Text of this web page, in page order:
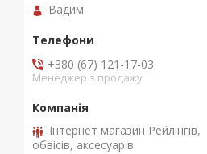
Вадим
+380 (67) 121-17-03
Менеджер з продажу
Інтернет магазин Рейлінгів,
обвісів, аксесуарів